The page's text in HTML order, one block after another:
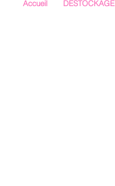
Accueil DESTOCKAGE